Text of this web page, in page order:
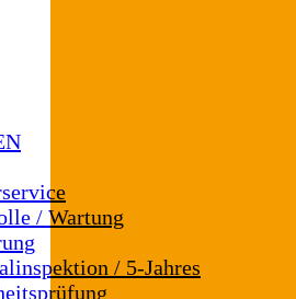
/ Wartung
/ 5-Jahres